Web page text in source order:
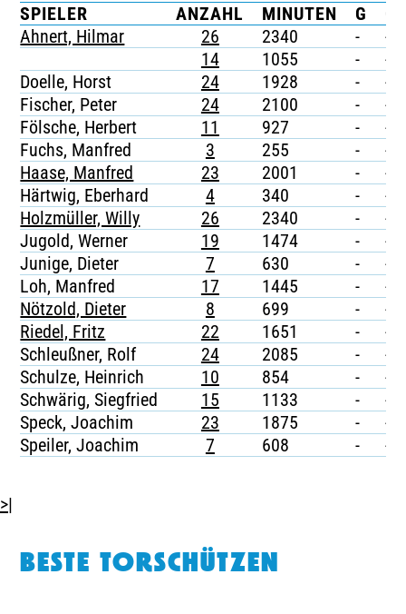
TICKETING
SPIELER
ANZAHL MINUTEN G
Ahnert, Hilmar
26 2340 -
-
14
1055 -
-
Doelle, Horst
24 1928 -
-
Fischer, Peter
24 2100 -
-
Fölsche, Herbert
11 927 -
-
Fuchs, Manfred
3 255 -
-
Haase, Manfred
23 2001 -
-
Härtwig, Eberhard
4 340 -
-
Holzmüller, Willy
26 2340 -
-
Jugold, Werner
19 1474 -
-
Junige, Dieter
7 630 -
-
Loh, Manfred
17 1445 -
-
Nötzold, Dieter
8 699 -
-
Riedel, Fritz
22 1651 -
-
Schleußner, Rolf
24 2085 -
-
Schulze, Heinrich
10 854 -
-
Schwärig, Siegfried
15 1133 -
-
Speck, Joachim
23 1875 -
-
Speiler, Joachim
7 608 - -
>|
BESTE TORSCHÜTZEN